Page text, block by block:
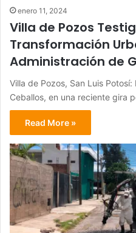
enero 11, 2024
Villa de Pozos
Transformación
Administración de
Villa de Pozos, San Luis
Ceballos, en una reciente gira
Read More »